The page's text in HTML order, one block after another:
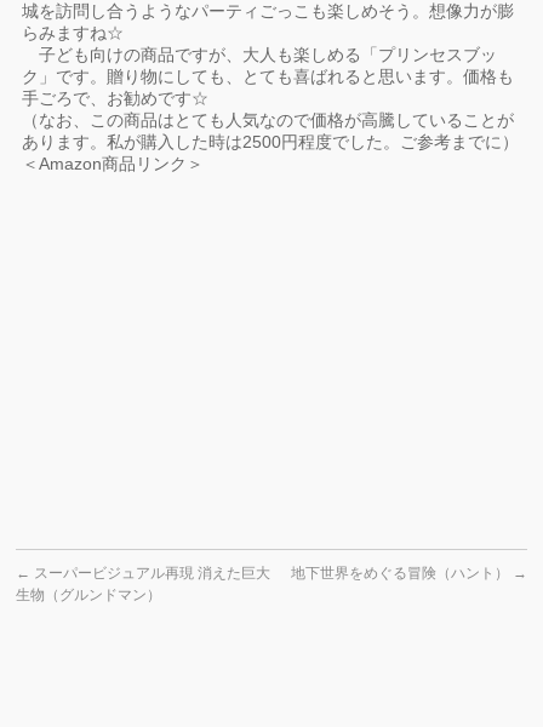
城を訪問し合うようなパーティごっこも楽しめそう。想像力が膨
らみますね☆
子ども向けの商品ですが、大人も楽しめる「プリンセスブッ
ク」です。贈り物にしても、とても喜ばれると思います。価格も
手ごろで、お勧めです☆
（なお、この商品はとても人気なので価格が高騰していることが
あります。私が購入した時は2500円程度でした。ご参考までに）
＜Amazon商品リンク＞
← スーパービジュアル再現 消えた巨大
生物（グルンドマン）
地下世界をめぐる冒険（ハント） →